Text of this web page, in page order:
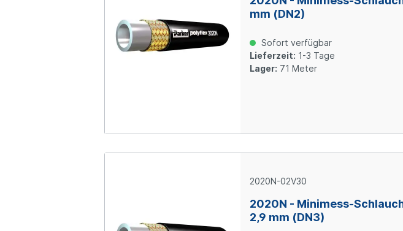
mm (DN2)
Sofort verfügbar
Lieferzeit: 1-3 Tage
Lager: 71 Meter
2020N-02V30
2020N - Minimess-
2,9 mm (DN3)